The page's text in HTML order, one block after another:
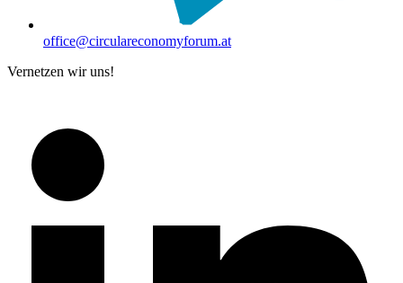
office@circulareconomyforum.at
Vernetzen wir uns!